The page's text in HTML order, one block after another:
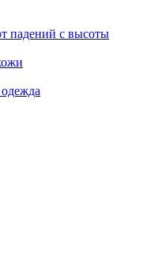
падений с высоты